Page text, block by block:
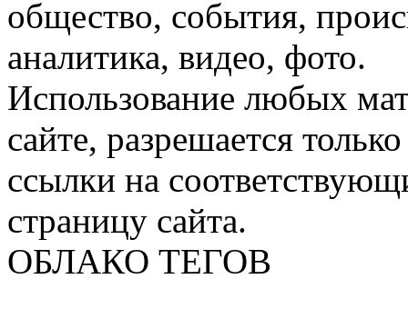
общество, события,
аналитика, видео, фото.
Использование любых
сайте, разрешается
ссылки на
страницу сайта.
ОБЛАКО ТЕГОВ